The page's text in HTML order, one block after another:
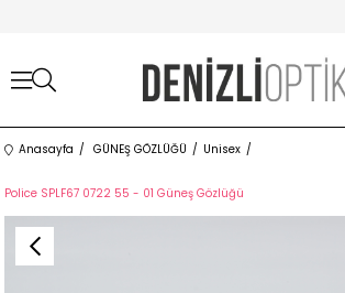
Anasayfa GÜNEŞ GÖZLÜĞÜ Unisex
Police SPLF67 0722 55 - 01 Güneş Gözlüğü